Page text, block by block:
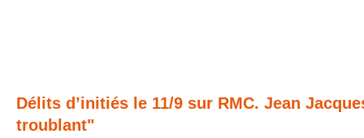
Délits d’initiés le 11/9 sur RMC. Jean
troublant"